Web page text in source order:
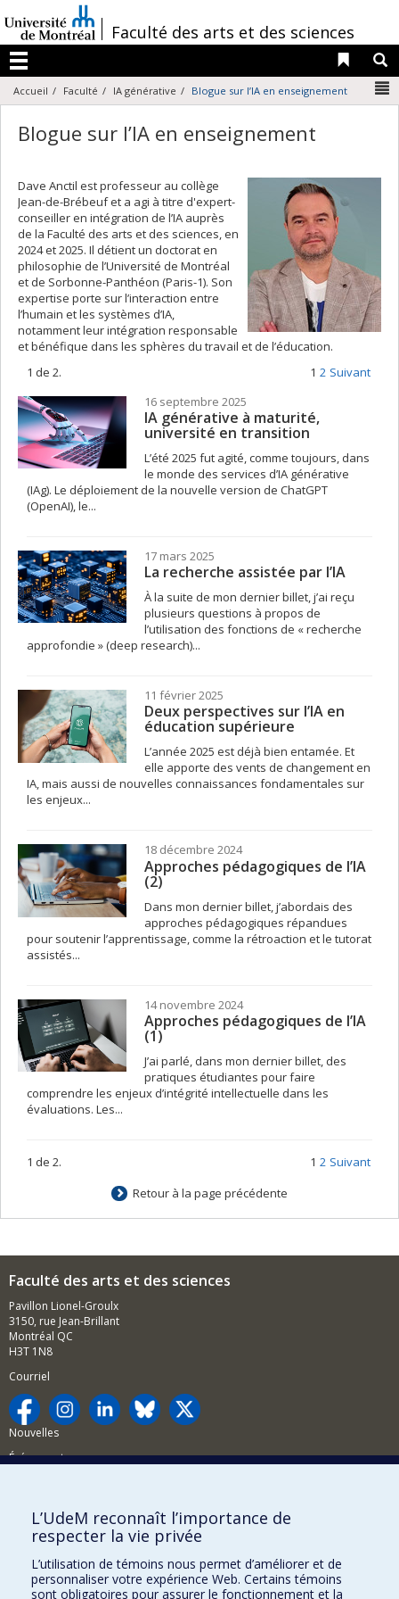
au
contenu
/Faculté des arts et des sciences
Menu
Liens
Accueil Faculté IA générative Blogue sur l’IA en enseignement
Blogue sur l’IA en enseignement
Dave Anctil est professeur au collège
Jean-de-Brébeuf et a agi à titre d'expert-
conseiller en intégration de l’IA auprès
de la Faculté des arts et des sciences, en
2024 et 2025. Il détient un doctorat en
philosophie de l’Université de Montréal
et de Sorbonne-Panthéon (Paris-1). Son
expertise porte sur l’interaction entre
l’humain et les systèmes d’IA,
notamment leur intégration responsable
et bénéfique dans les sphères du travail et de l’éducation.
1 de 2.
1 2 Suivant
16 septembre 2025
IA générative à maturité,
université en transition
L’été 2025 fut agité, comme toujours, dans
le monde des services d’IA générative
(IAg). Le déploiement de la nouvelle version de ChatGPT
(OpenAI), le...
17 mars 2025
La recherche assistée par l’IA
À la suite de mon dernier billet, j’ai reçu
plusieurs questions à propos de
l’utilisation des fonctions de « recherche
approfondie » (deep research)...
11 février 2025
Deux perspectives sur l’IA en
éducation supérieure
L’année 2025 est déjà bien entamée. Et
elle apporte des vents de changement en
IA, mais aussi de nouvelles connaissances fondamentales sur
les enjeux...
18 décembre 2024
Approches pédagogiques de l’IA
(2)
Dans mon dernier billet, j’abordais des
approches pédagogiques répandues
pour soutenir l’apprentissage, comme la rétroaction et le tutorat
assistés...
14 novembre 2024
Approches pédagogiques de l’IA
(1)
J’ai parlé, dans mon dernier billet, des
pratiques étudiantes pour faire
comprendre les enjeux d’intégrité intellectuelle dans les
évaluations. Les...
1 de 2. 1 2 Suivant
Retour à la page précédente
Faculté des arts et des sciences
Pavillon Lionel-Groulx
3150, rue Jean-Brillant
Montréal QC
H3T 1N8
Courriel
Nouvelles
Événements
BESOIN D'AIDE?
Plan du site
Signaler une erreur
L’UdeM reconnaît l’importance de
respecter la vie privée
L’utilisation de témoins nous permet d’améliorer et de
personnaliser votre expérience Web. Certains témoins
sont obligatoires pour assurer le fonctionnement et la